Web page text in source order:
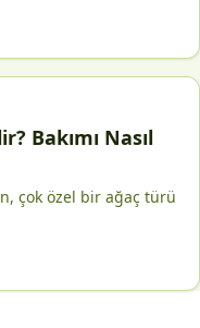
Bakımı Nasıl
çok özel bir ağaç türü